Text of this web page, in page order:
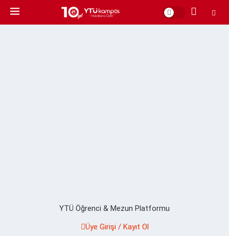
YTÜ Öğrenci & Mezun Platformu
Üye Girişi / Kayıt Ol